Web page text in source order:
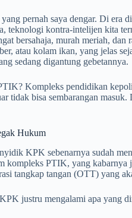
pernah saya dengar. Di era
teknologi kontra-intelijen kita
bersahaja, murah meriah,
atau kolam ikan, yang jelas
sedang digantung gebetannya.
Kompleks pendidikan
tidak bisa sembarangan
Hukum
KPK sebenarnya sudah
kompleks PTIK, yang
tangkap tangan (OTT) yang
justru mengalami apa yang